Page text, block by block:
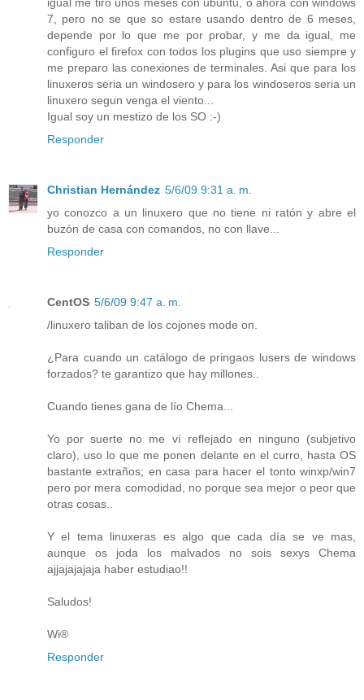
7, pero no se que so estare usando dentro de 6 meses,
depende por lo que me por probar, y me da igual, me
configuro el firefox con todos los plugins que uso siempre y
me preparo las conexiones de terminales. Asi que para los
linuxeros seria un windosero y para los windoseros seria un
linuxero segun venga el viento...
Igual soy un mestizo de los SO :-)
Responder
Christian Hernández 5/6/09 9:31 a. m.
yo conozco a un linuxero que no tiene ni ratón y abre el
buzón de casa con comandos, no con llave...
Responder
CentOS 5/6/09 9:47 a. m.
/linuxero taliban de los cojones mode on.
¿Para cuando un catálogo de pringaos lusers de windows
forzados? te garantizo que hay millones..
Cuando tienes gana de lío Chema...
Yo por suerte no me ví reflejado en ninguno (subjetivo
claro), uso lo que me ponen delante en el curro, hasta OS
bastante extraños; en casa para hacer el tonto winxp/win7
pero por mera comodidad, no porque sea mejor o peor que
otras cosas..
Y el tema linuxeras es algo que cada día se ve mas,
aunque os joda los malvados no sois sexys Chema
ajjajajajaja haber estudiao!!
Saludos!
Wi®
Responder